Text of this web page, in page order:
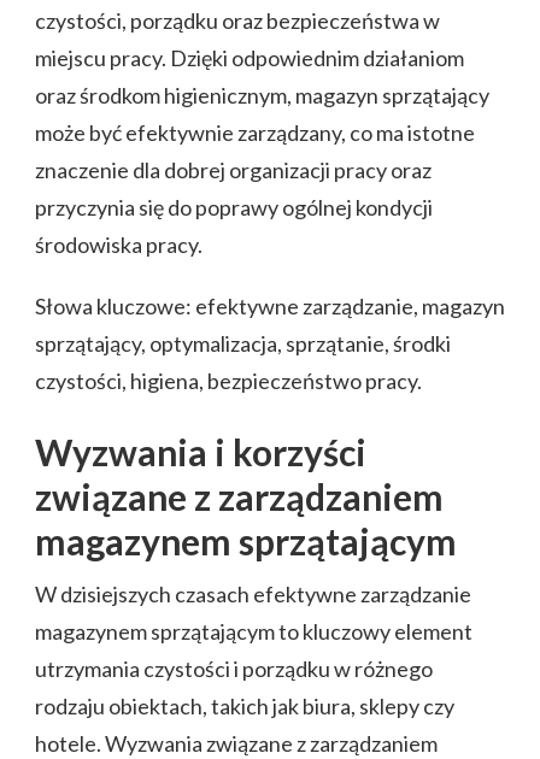
czystości, porządku oraz bezpieczeństwa w
miejscu pracy. Dzięki odpowiednim działaniom
oraz środkom higienicznym, magazyn sprzątający
może być efektywnie zarządzany, co ma istotne
znaczenie dla dobrej organizacji pracy oraz
przyczynia się do poprawy ogólnej kondycji
środowiska pracy.
Słowa kluczowe: efektywne zarządzanie, magazyn
sprzątający, optymalizacja, sprzątanie, środki
czystości, higiena, bezpieczeństwo pracy.
Wyzwania i korzyści
związane z zarządzaniem
magazynem sprzątającym
W dzisiejszych czasach efektywne zarządzanie
magazynem sprzątającym to kluczowy element
utrzymania czystości i porządku w różnego
rodzaju obiektach, takich jak biura, sklepy czy
hotele. Wyzwania związane z zarządzaniem